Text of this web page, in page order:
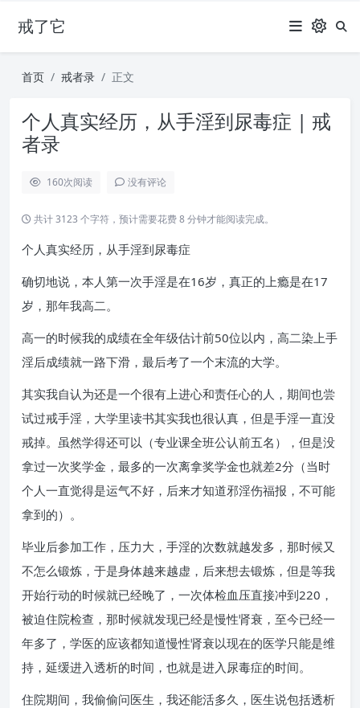
戒了它
首页 戒者录 正文
个人真实经历，从手淫到尿毒症 | 戒
者录
160次阅读 没有评论
共计 3123 个字符，预计需要花费 8 分钟才能阅读完成。
个人真实经历，从手淫到尿毒症
确切地说，本人第一次手淫是在16岁，真正的上瘾是在17
岁，那年我高二。
高一的时候我的成绩在全年级估计前50位以内，高二染上手
淫后成绩就一路下滑，最后考了一个末流的大学。
其实我自认为还是一个很有上进心和责任心的人，期间也尝
试过戒手淫，大学里读书其实我也很认真，但是手淫一直没
戒掉。虽然学得还可以（专业课全班公认前五名），但是没
拿过一次奖学金，最多的一次离拿奖学金也就差2分（当时
个人一直觉得是运气不好，后来才知道邪淫伤福报，不可能
拿到的）。
毕业后参加工作，压力大，手淫的次数就越发多，那时候又
不怎么锻炼，于是身体越来越虚，后来想去锻炼，但是等我
开始行动的时候就已经晚了，一次体检血压直接冲到220，
被迫住院检查，那时候就发现已经是慢性肾衰，至今已经一
年多了，学医的应该都知道慢性肾衰以现在的医学只能是维
持，延缓进入透析的时间，也就是进入尿毒症的时间。
住院期间，我偷偷问医生，我还能活多久，医生说包括透析